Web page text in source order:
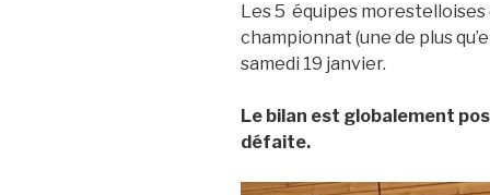
février »
Les 5 équipes morestelloises
championnat (une de plus
samedi 19 janvier.
Le bilan est globalement
défaite.